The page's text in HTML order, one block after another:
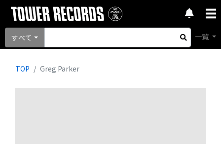
すべて 一覧
TOP Greg Parker